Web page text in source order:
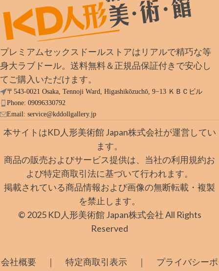
プレミアムセックスドールストアはリアルで精巧な等
身大ラブドール。送料無料＆正規品保証付きで安心し
てご購入いただけます。
〒543-0021 Osaka, Tennoji Ward, Higashikōzuchō, 9−13 ＫＢＣビル
Phone: 09096330792
Email: service@kddollgallery.jp
本サイトはKD人形美術館 Japan株式会社が運営してい
ます。
商品の販売およびサービス提供は、当社の利用規約お
よび特定商取引法に基づいて行われます。
掲載されている商品情報および画像の無断転載・複製
を禁止します。
© 2025 KD人形美術館 Japan株式会社 All Rights
Reserved
会社概要 ｜ 特定商取引表示 ｜ プライバシーポ